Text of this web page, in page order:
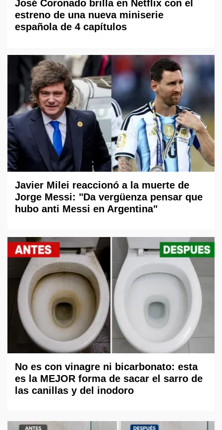
José Coronado brilla en Netflix con el
estreno de una nueva miniserie
española de 4 capítulos
Javier Milei reaccionó a la muerte de
Jorge Messi: "Da vergüenza pensar que
hubo anti Messi en Argentina"
No es con vinagre ni bicarbonato: esta
es la MEJOR forma de sacar el sarro de
las canillas y del inodoro